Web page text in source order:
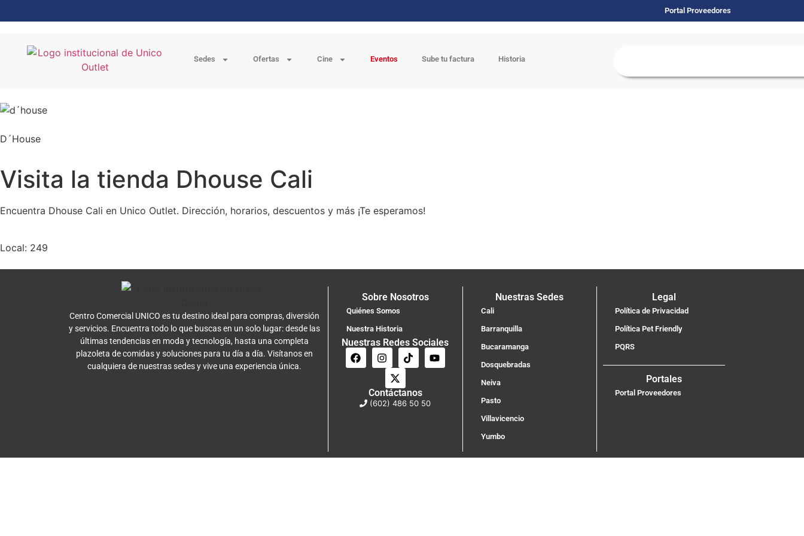
Portal Proveedores
Sedes Ofertas Cine Eventos Sube tu factura Historia
D´House
Visita la tienda Dhouse Cali
Encuentra Dhouse Cali en Unico Outlet. Dirección, horarios, descuentos y más ¡Te esperamos!
Local: 249
Centro Comercial UNICO es tu destino ideal para compras, diversión
y servicios. Encuentra todo lo que buscas en un solo lugar: desde las
últimas tendencias en moda y tecnología, hasta una completa
plazoleta de comidas y soluciones para tu día a día. Visítanos en
cualquiera de nuestras sedes y vive una experiencia única.
Sobre Nosotros
Quiénes Somos
Nuestra Historia
Nuestras Redes Sociales
Contáctanos
(602) 486 50 50
Nuestras Sedes
Cali
Barranquilla
Bucaramanga
Dosquebradas
Neiva
Pasto
Villavicencio
Yumbo
Legal
Política de Privacidad
Política Pet Friendly
PQRS
Portales
Portal Proveedores